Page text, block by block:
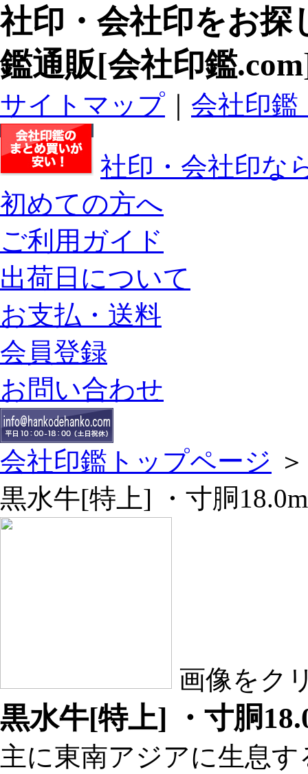
社印・会社印をお探
鑑通販[会社印鑑
サイトマップ 会社印
社印・会社印な
初めての方へ
ご利用ガイド
出荷日について
お支払・送料
会員登録
お問い合わせ
会社印鑑トップページ
黒水牛[特上] ・寸胴
画像をク
黒水牛[特上] ・寸胴
主に東南アジアに生息